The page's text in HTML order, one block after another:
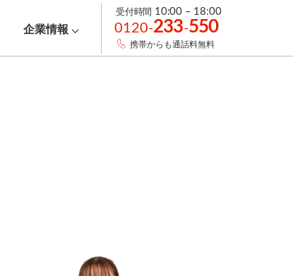
企業情報
受付時間 10:00 – 18:00
0120-233-550
携帯からも通話料無料